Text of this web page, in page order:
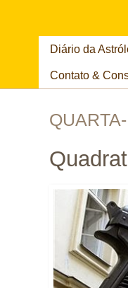
Diário da
Contato &